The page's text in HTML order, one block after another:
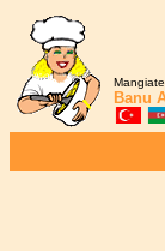
Banu